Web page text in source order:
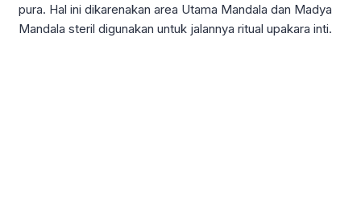
pura. Hal ini dikarenakan area Utama Mandala dan Madya
Mandala steril digunakan untuk jalannya ritual upakara inti.